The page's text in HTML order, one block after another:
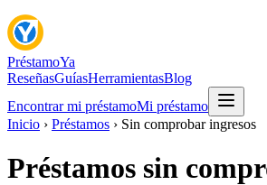
PréstamoYa
ReseñasGuíasHerramientasBlog
Encontrar mi préstamoMi préstamo
Inicio › Préstamos › Sin comprobar ingresos
Préstamos sin